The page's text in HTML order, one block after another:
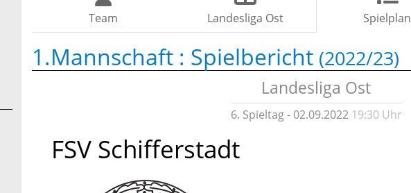
Team Landesliga Ost Spielplan
1.Mannschaft : Spielbericht (2022/23)
Landesliga Ost
6. Spieltag - 02.09.2022 19:30 Uhr
FSV Schifferstadt